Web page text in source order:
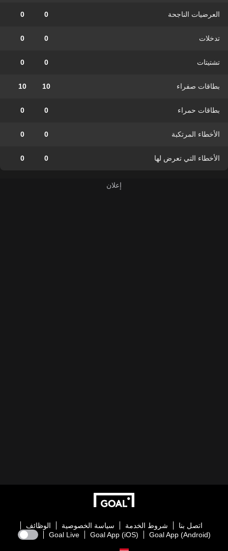
العرضيات الناجحة 0
0
تدخلات 0
0
تشتيتات 0
0
بطاقات صفراء 10
10
بطاقات حمراء 0
0
الأخطاء المرتكبة 0
0
الأخطاء التي تعرض لها 0
0
اتصل بنا شروط الخدمة سياسة الخصوصية
الوظائف
Goal App (Android)
Goal App (iOS)
Goal Live